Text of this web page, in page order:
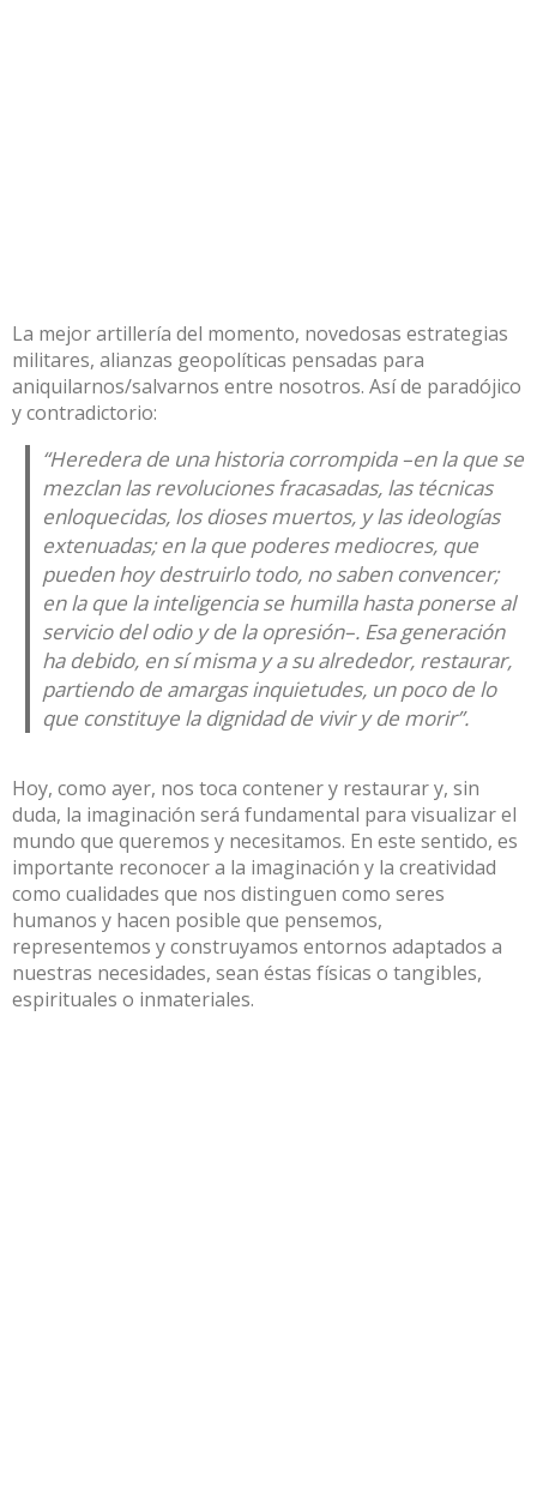
La mejor artillería del momento, novedosas estrategias
militares, alianzas geopolíticas pensadas para
aniquilarnos/salvarnos entre nosotros. Así de paradójico
y contradictorio:
“Heredera de una historia corrompida –en la que se
mezclan las revoluciones fracasadas, las técnicas
enloquecidas, los dioses muertos, y las ideologías
extenuadas; en la que poderes mediocres, que
pueden hoy destruirlo todo, no saben convencer;
en la que la inteligencia se humilla hasta ponerse al
servicio del odio y de la opresión–. Esa generación
ha debido, en sí misma y a su alrededor, restaurar,
partiendo de amargas inquietudes, un poco de lo
que constituye la dignidad de vivir y de morir”.
Hoy, como ayer, nos toca contener y restaurar y, sin
duda, la imaginación será fundamental para visualizar el
mundo que queremos y necesitamos. En este sentido, es
importante reconocer a la imaginación y la creatividad
como cualidades que nos distinguen como seres
humanos y hacen posible que pensemos,
representemos y construyamos entornos adaptados a
nuestras necesidades, sean éstas físicas o tangibles,
espirituales o inmateriales.